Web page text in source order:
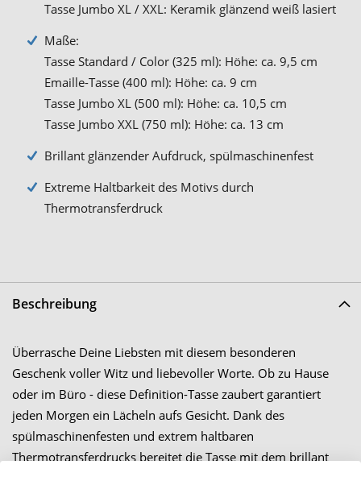
Tasse Jumbo XL / XXL: Keramik glänzend weiß lasiert
Maße:
Tasse Standard / Color (325 ml): Höhe: ca. 9,5 cm
Emaille-Tasse (400 ml): Höhe: ca. 9 cm
Tasse Jumbo XL (500 ml): Höhe: ca. 10,5 cm
Tasse Jumbo XXL (750 ml): Höhe: ca. 13 cm
Brillant glänzender Aufdruck, spülmaschinenfest
Extreme Haltbarkeit des Motivs durch
Thermotransferdruck
Beschreibung
Überrasche Deine Liebsten mit diesem besonderen
Geschenk voller Witz und liebevoller Worte. Ob zu Hause
oder im Büro - diese Definition-Tasse zaubert garantiert
jeden Morgen ein Lächeln aufs Gesicht. Dank des
spülmaschinenfesten und extrem haltbaren
Thermotransferdrucks bereitet die Tasse mit dem brillant